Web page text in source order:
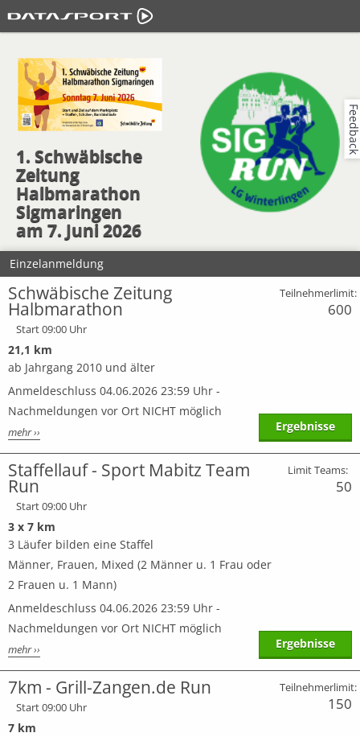
1. Schwäbische
Zeitung
Halbmarathon
Sigmaringen
am 7. Juni 2026
Einzelanmeldung
Schwäbische Zeitung
Halbmarathon
Start 09:00 Uhr
21,1 km
ab Jahrgang 2010 und älter
Anmeldeschluss 04.06.2026 23:59 Uhr -
Nachmeldungen vor Ort NICHT möglich
mehr ››
Teilnehmerlimit:
600
Ergebnisse
Staffellauf - Sport Mabitz Team
Run
Start 09:00 Uhr
3 x 7 km
3 Läufer bilden eine Staffel
Männer, Frauen, Mixed (2 Männer u. 1 Frau oder
2 Frauen u. 1 Mann)
Anmeldeschluss 04.06.2026 23:59 Uhr -
Nachmeldungen vor Ort NICHT möglich
mehr ››
Limit Teams:
50
Ergebnisse
7km - Grill-Zangen.de Run
Start 09:00 Uhr
7 km
Teilnehmerlimit:
150